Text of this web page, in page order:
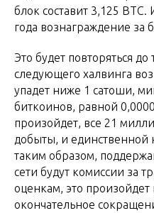
блок составит 3,125
года вознаграждение за
Это будет повторяться до
следующего халвинга
упадет ниже 1 сатоши,
биткоинов, равной
произойдет, все 21
добыты, и единственной
таким образом,
сети будут комиссии за
оценкам, это произойдет
окончательное